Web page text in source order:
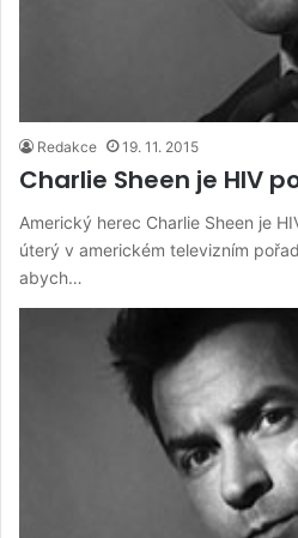
Redakce 19. 11. 2015
Charlie Sheen je HIV
Americký herec Charlie Sheen je
úterý v americkém televizním
abych…